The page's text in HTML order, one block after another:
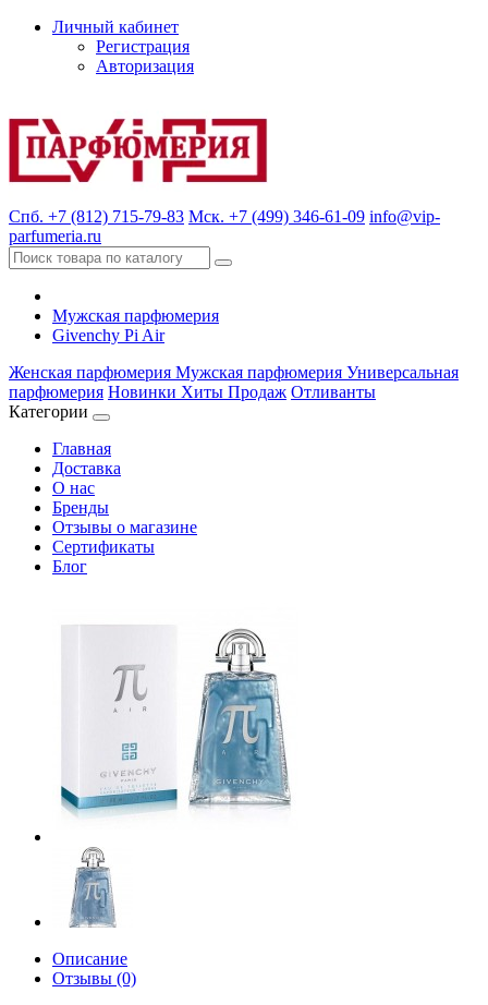
Личный кабинет
Регистрация
Авторизация
Спб. +7 (812) 715-79-83 Мск. +7 (499) 346-61-09 info@vip-
parfumeria.ru
Мужская парфюмерия
Givenchy Pi Air
Женская парфюмерия Мужская парфюмерия Универсальная
парфюмерия Новинки Хиты Продаж Отливанты
Категории
Главная
Доставка
О нас
Бренды
Отзывы о магазине
Сертификаты
Блог
Описание
Отзывы (0)